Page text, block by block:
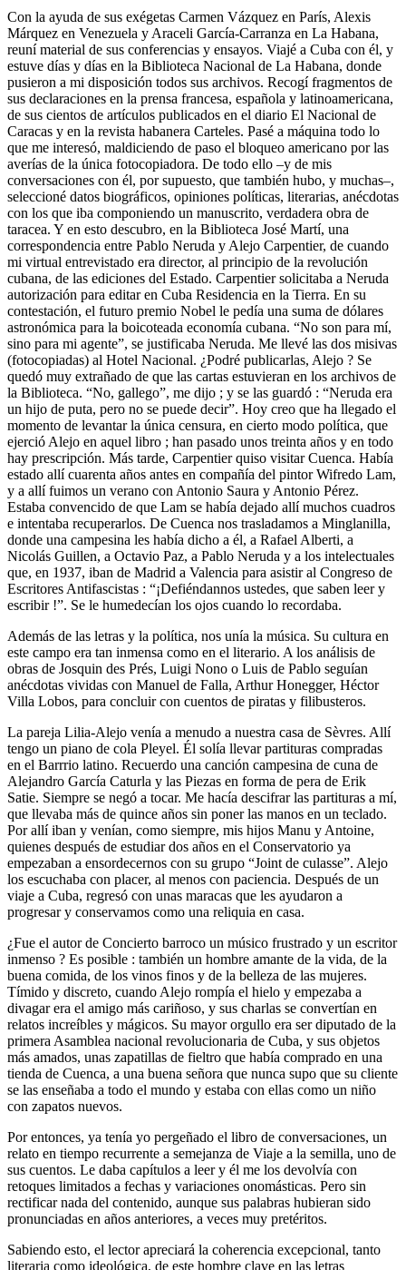
Con la ayuda de sus exégetas Carmen Vázquez en París, Alexis
Márquez en Venezuela y Araceli García-Carranza en La Habana,
reuní material de sus conferencias y ensayos. Viajé a Cuba con él, y
estuve días y días en la Biblioteca Nacional de La Habana, donde
pusieron a mi disposición todos sus archivos. Recogí fragmentos de
sus declaraciones en la prensa francesa, española y latinoamericana,
de sus cientos de artículos publicados en el diario El Nacional de
Caracas y en la revista habanera Carteles. Pasé a máquina todo lo
que me interesó, maldiciendo de paso el bloqueo americano por las
averías de la única fotocopiadora. De todo ello –y de mis
conversaciones con él, por supuesto, que también hubo, y muchas–,
seleccioné datos biográficos, opiniones políticas, literarias, anécdotas
con los que iba componiendo un manuscrito, verdadera obra de
taracea. Y en esto descubro, en la Biblioteca José Martí, una
correspondencia entre Pablo Neruda y Alejo Carpentier, de cuando
mi virtual entrevistado era director, al principio de la revolución
cubana, de las ediciones del Estado. Carpentier solicitaba a Neruda
autorización para editar en Cuba Residencia en la Tierra. En su
contestación, el futuro premio Nobel le pedía una suma de dólares
astronómica para la boicoteada economía cubana. “No son para mí,
sino para mi agente”, se justificaba Neruda. Me llevé las dos misivas
(fotocopiadas) al Hotel Nacional. ¿Podré publicarlas, Alejo ? Se
quedó muy extrañado de que las cartas estuvieran en los archivos de
la Biblioteca. “No, gallego”, me dijo ; y se las guardó : “Neruda era
un hijo de puta, pero no se puede decir”. Hoy creo que ha llegado el
momento de levantar la única censura, en cierto modo política, que
ejerció Alejo en aquel libro ; han pasado unos treinta años y en todo
hay prescripción. Más tarde, Carpentier quiso visitar Cuenca. Había
estado allí cuarenta años antes en compañía del pintor Wifredo Lam,
y a allí fuimos un verano con Antonio Saura y Antonio Pérez.
Estaba convencido de que Lam se había dejado allí muchos cuadros
e intentaba recuperarlos. De Cuenca nos trasladamos a Minglanilla,
donde una campesina les había dicho a él, a Rafael Alberti, a
Nicolás Guillen, a Octavio Paz, a Pablo Neruda y a los intelectuales
que, en 1937, iban de Madrid a Valencia para asistir al Congreso de
Escritores Antifascistas : “¡Defiéndannos ustedes, que saben leer y
escribir !”. Se le humedecían los ojos cuando lo recordaba.
Además de las letras y la política, nos unía la música. Su cultura en
este campo era tan inmensa como en el literario. A los análisis de
obras de Josquin des Prés, Luigi Nono o Luis de Pablo seguían
anécdotas vividas con Manuel de Falla, Arthur Honegger, Héctor
Villa Lobos, para concluir con cuentos de piratas y filibusteros.
La pareja Lilia-Alejo venía a menudo a nuestra casa de Sèvres. Allí
tengo un piano de cola Pleyel. Él solía llevar partituras compradas
en el Barrrio latino. Recuerdo una canción campesina de cuna de
Alejandro García Caturla y las Piezas en forma de pera de Erik
Satie. Siempre se negó a tocar. Me hacía descifrar las partituras a mí,
que llevaba más de quince años sin poner las manos en un teclado.
Por allí iban y venían, como siempre, mis hijos Manu y Antoine,
quienes después de estudiar dos años en el Conservatorio ya
empezaban a ensordecernos con su grupo “Joint de culasse”. Alejo
los escuchaba con placer, al menos con paciencia. Después de un
viaje a Cuba, regresó con unas maracas que les ayudaron a
progresar y conservamos como una reliquia en casa.
¿Fue el autor de Concierto barroco un músico frustrado y un escritor
inmenso ? Es posible : también un hombre amante de la vida, de la
buena comida, de los vinos finos y de la belleza de las mujeres.
Tímido y discreto, cuando Alejo rompía el hielo y empezaba a
divagar era el amigo más cariñoso, y sus charlas se convertían en
relatos increíbles y mágicos. Su mayor orgullo era ser diputado de la
primera Asamblea nacional revolucionaria de Cuba, y sus objetos
más amados, unas zapatillas de fieltro que había comprado en una
tienda de Cuenca, a una buena señora que nunca supo que su cliente
se las enseñaba a todo el mundo y estaba con ellas como un niño
con zapatos nuevos.
Por entonces, ya tenía yo pergeñado el libro de conversaciones, un
relato en tiempo recurrente a semejanza de Viaje a la semilla, uno de
sus cuentos. Le daba capítulos a leer y él me los devolvía con
retoques limitados a fechas y variaciones onomásticas. Pero sin
rectificar nada del contenido, aunque sus palabras hubieran sido
pronunciadas en años anteriores, a veces muy pretéritos.
Sabiendo esto, el lector apreciará la coherencia excepcional, tanto
literaria como ideológica, de este hombre clave en las letras